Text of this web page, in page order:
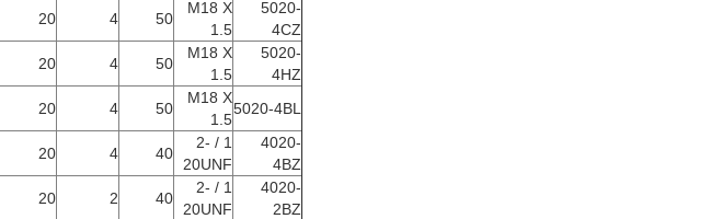
5020-
4CZ
M18 X
1.5
50
4
20
5020-
4HZ
M18 X
1.5
50
4
20
5020-4BL
M18 X
1.5
50
4
20
4020-
4BZ
1 / 2-
20UNF
40
4
20
4020-
2BZ
1 / 2-
20UNF
40
2
20